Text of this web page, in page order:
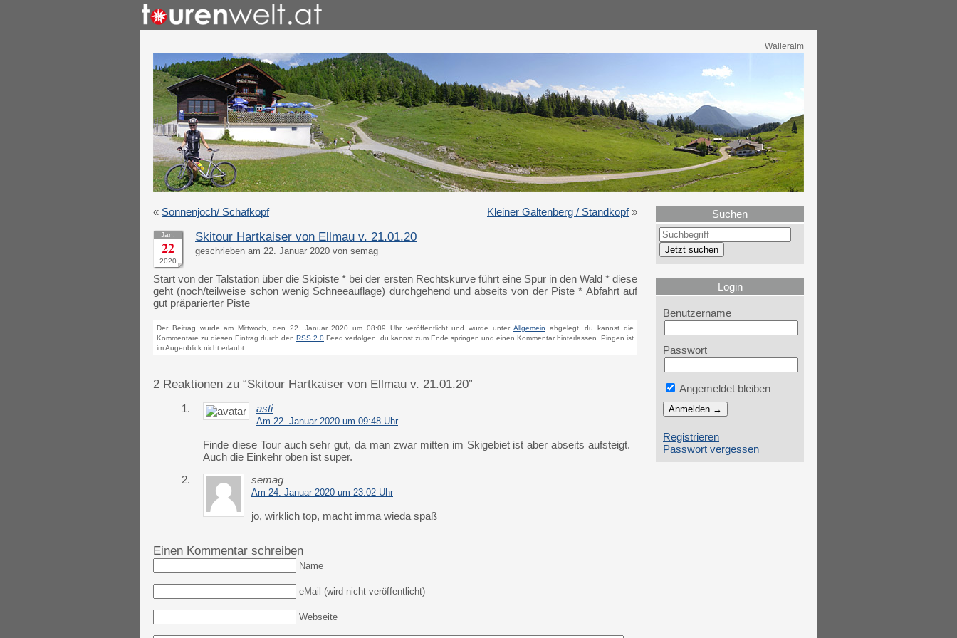
Walleralm
« Sonnenjoch/ Schafkopf Kleiner Galtenberg / Standkopf»
Jan.
22
2020
Skitour Hartkaiser von Ellmau v. 21.01.20
geschrieben am 22. Januar 2020 von semag
Start von der Talstation über die Skipiste * bei der ersten Rechtskurve führt eine Spur in den Wald * diese
geht (noch/teilweise schon wenig Schneeauflage) durchgehend und abseits von der Piste * Abfahrt auf
gut präparierter Piste
Der Beitrag wurde am Mittwoch, den 22. Januar 2020 um 08:09 Uhr veröffentlicht und wurde unter Allgemein abgelegt. du kannst die
Kommentare zu diesen Eintrag durch den RSS 2.0 Feed verfolgen. du kannst zum Ende springen und einen Kommentar hinterlassen. Pingen ist
im Augenblick nicht erlaubt.
2 Reaktionen zu “Skitour Hartkaiser von Ellmau v. 21.01.20”
1. asti
Am 22. Januar 2020 um 09:48 Uhr
Finde diese Tour auch sehr gut, da man zwar mitten im Skigebiet ist aber abseits aufsteigt.
Auch die Einkehr oben ist super.
2.
semag
Am 24. Januar 2020 um 23:02 Uhr
jo, wirklich top, macht imma wieda spaß
Einen Kommentar schreiben
Name
eMail (wird nicht veröffentlicht)
Webseite
Suchen
Login
Benutzername
Passwort
Angemeldet bleiben
Registrieren
Passwort vergessen